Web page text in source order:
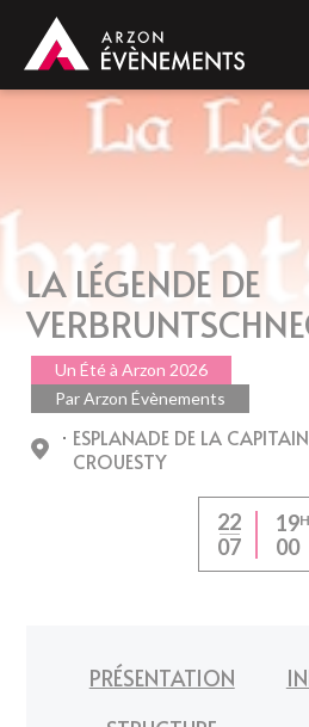
contenu
principal
LA LÉGENDE DE
Un Été à Arzon 2026
Par Arzon Évènements
ESPLANADE DE LA
CROUESTY
22
07
19H
00
PRÉSENTATION